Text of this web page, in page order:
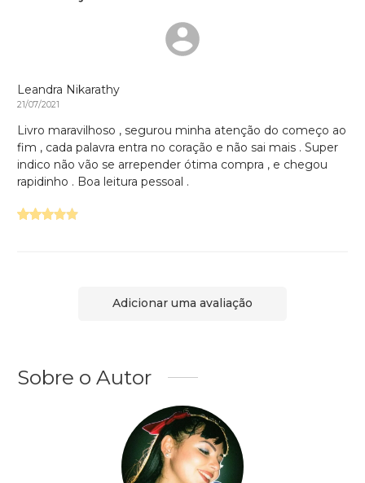
Leandra Nikarathy
21/07/2021
Livro maravilhoso , segurou minha atenção do começo ao
fim , cada palavra entra no coração e não sai mais . Super
indico não vão se arrepender ótima compra , e chegou
rapidinho . Boa leitura pessoal .
Adicionar uma avaliação
Sobre o Autor